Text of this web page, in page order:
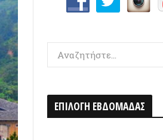
Search
for:
ΕΠΙΛΟΓΗ ΕΒΔΟΜΑΔΑΣ